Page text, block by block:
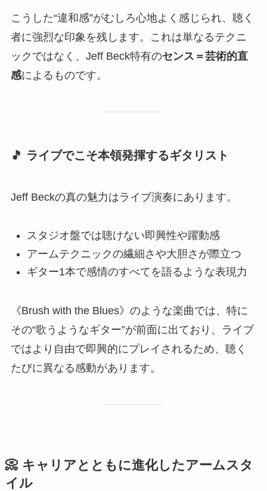
こうした“違和感”がむしろ心地よく感じられ、聴く
者に強烈な印象を残します。これは単なるテクニ
ックではなく、Jeff Beck特有のセンス＝芸術的直
感によるものです。
🎵 ライブでこそ本領発揮するギタリスト
Jeff Beckの真の魅力はライブ演奏にあります。
スタジオ盤では聴けない即興性や躍動感
アームテクニックの繊細さや大胆さが際立つ
ギター1本で感情のすべてを語るような表現力
《Brush with the Blues》のような楽曲では、特に
その“歌うようなギター”が前面に出ており、ライブ
ではより自由で即興的にプレイされるため、聴く
たびに異なる感動があります。
📀 キャリアとともに進化したアームスタ
イル